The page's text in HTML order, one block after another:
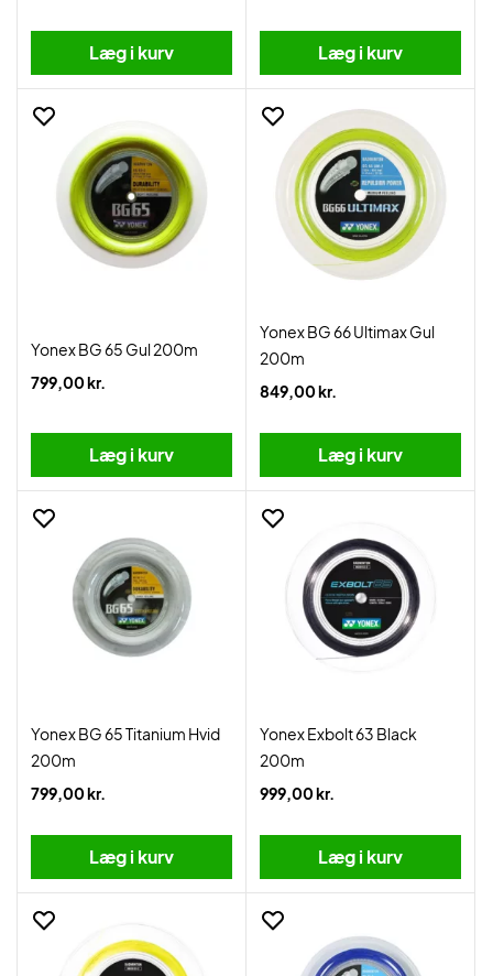
Læg i kurv Læg i kurv
Yonex BG 65 Gul 200m
799,00 kr.
Læg i kurv
Yonex BG 66 Ultimax Gul
200m
849,00 kr.
Læg i kurv
Yonex BG 65 Titanium Hvid
200m
799,00 kr.
Læg i kurv
Yonex Exbolt 63 Black
200m
999,00 kr.
Læg i kurv